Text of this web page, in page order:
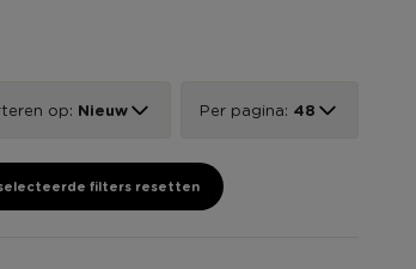
op: Nieuw Per pagina: 48
filters resetten